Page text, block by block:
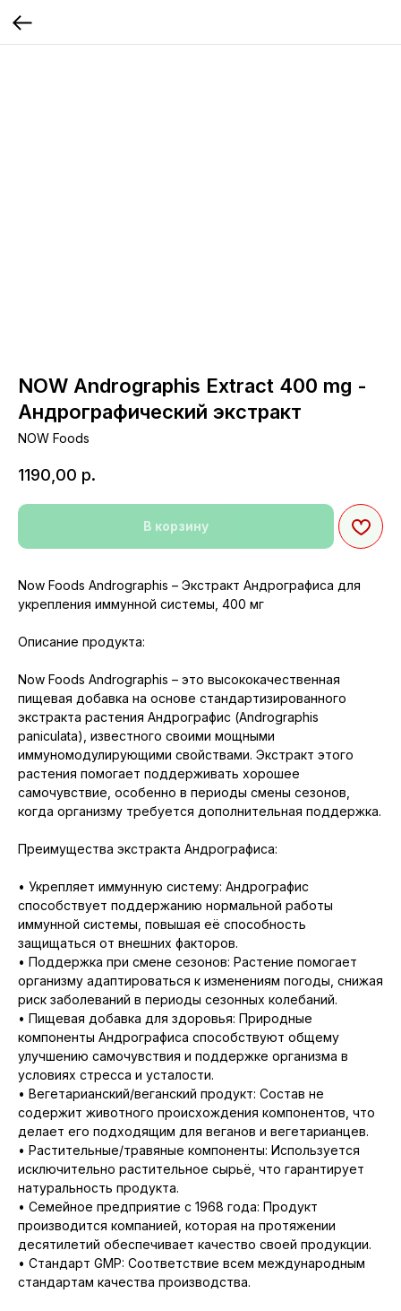
NOW Andrographis Extract 400 mg -
Андрографический экстракт
NOW Foods
1190,00 р.
В корзину
Now Foods Andrographis – Экстракт Андрографиса для
укрепления иммунной системы, 400 мг
Описание продукта:
Now Foods Andrographis – это высококачественная
пищевая добавка на основе стандартизированного
экстракта растения Андрографис (Andrographis
paniculata), известного своими мощными
иммуномодулирующими свойствами. Экстракт этого
растения помогает поддерживать хорошее
самочувствие, особенно в периоды смены сезонов,
когда организму требуется дополнительная поддержка.
Преимущества экстракта Андрографиса:
• Укрепляет иммунную систему: Андрографис
способствует поддержанию нормальной работы
иммунной системы, повышая её способность
защищаться от внешних факторов.
• Поддержка при смене сезонов: Растение помогает
организму адаптироваться к изменениям погоды, снижая
риск заболеваний в периоды сезонных колебаний.
• Пищевая добавка для здоровья: Природные
компоненты Андрографиса способствуют общему
улучшению самочувствия и поддержке организма в
условиях стресса и усталости.
• Вегетарианский/веганский продукт: Состав не
содержит животного происхождения компонентов, что
делает его подходящим для веганов и вегетарианцев.
• Растительные/травяные компоненты: Используется
исключительно растительное сырьё, что гарантирует
натуральность продукта.
• Семейное предприятие с 1968 года: Продукт
производится компанией, которая на протяжении
десятилетий обеспечивает качество своей продукции.
• Стандарт GMP: Соответствие всем международным
стандартам качества производства.